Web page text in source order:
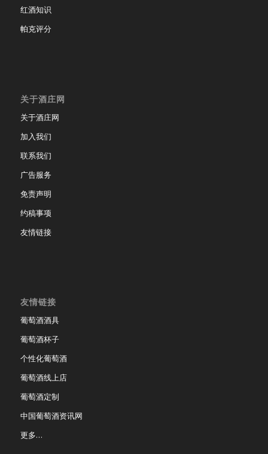
红酒知识
帕克评分
关于酒庄网
关于酒庄网
加入我们
联系我们
广告服务
免责声明
约稿事项
友情链接
友情链接
葡萄酒酒具
葡萄酒杯子
个性化葡萄酒
葡萄酒线上店
葡萄酒定制
中国葡萄酒资讯网
更多…